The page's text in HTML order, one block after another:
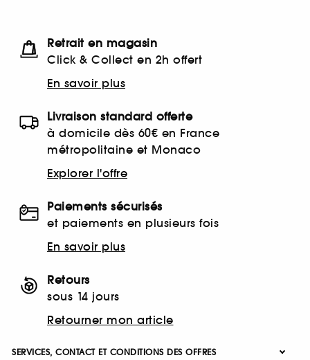
Retrait en magasin
Click & Collect en 2h offert
En savoir plus
Livraison standard offerte
à domicile dès 60€ en France
métropolitaine et Monaco
Explorer l'offre
Paiements sécurisés
et paiements en plusieurs fois
En savoir plus
Retours
sous 14 jours
Retourner mon article
SERVICES, CONTACT ET CONDITIONS DES OFFRES